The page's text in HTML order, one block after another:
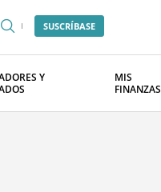
SUSCRÍBASE
Y
MIS
FINANZAS